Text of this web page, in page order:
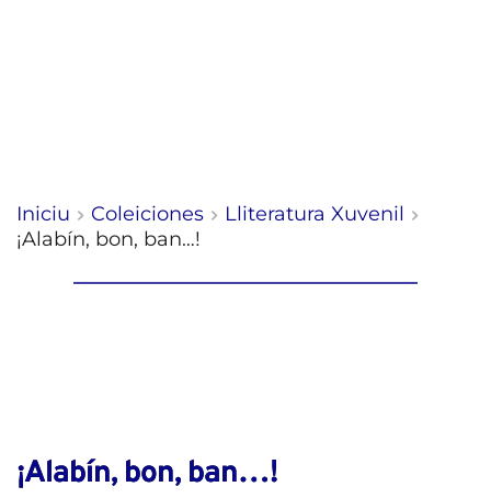
Iniciu Coleiciones
Lliteratura Xuvenil
¡Alabín, bon, ban…!
¡Alabín, bon, ban…!